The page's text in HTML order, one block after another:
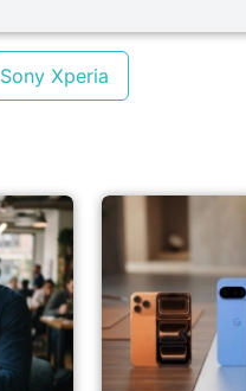
Sony Xperia